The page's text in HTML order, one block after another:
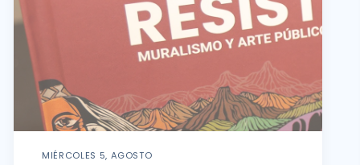
MIÉRCOLES 5, AGOSTO